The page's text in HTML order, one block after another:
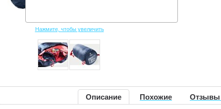
Нажмите, чтобы увеличить
Описание Похожие Отзывы